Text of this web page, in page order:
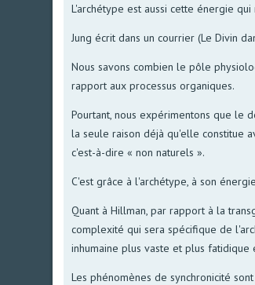
L'archétype est aussi cette énergie
Jung écrit dans un courrier (Le Divin
Nous savons combien le pôle
rapport aux processus organiques.
Pourtant, nous expérimentons que le
la seule raison déjà qu'elle constitue
c'est-à-dire « non naturels ».
C'est grâce à l'archétype, à son
Quant à Hillman, par rapport à la
complexité qui sera spécifique de
inhumaine plus vaste et plus fatidique
Les phénomènes de synchronicité